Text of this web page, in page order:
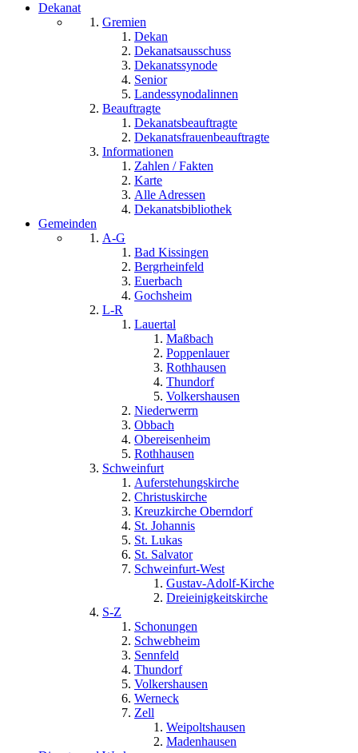
Dekanat
Gremien
Dekan
Dekanatsausschuss
Dekanatssynode
Senior
Landessynodalinnen
Beauftragte
Dekanatsbeauftragte
Dekanatsfrauenbeauftragte
Informationen
Zahlen / Fakten
Karte
Alle Adressen
Dekanatsbibliothek
Gemeinden
A-G
Bad Kissingen
Bergrheinfeld
Euerbach
Gochsheim
L-R
Lauertal
Maßbach
Poppenlauer
Rothhausen
Thundorf
Volkershausen
Niederwerrn
Obbach
Obereisenheim
Rothhausen
Schweinfurt
Auferstehungskirche
Christuskirche
Kreuzkirche Oberndorf
St. Johannis
St. Lukas
St. Salvator
Schweinfurt-West
Gustav-Adolf-Kirche
Dreieinigkeitskirche
S-Z
Schonungen
Schwebheim
Sennfeld
Thundorf
Volkershausen
Werneck
Zell
Weipoltshausen
Madenhausen